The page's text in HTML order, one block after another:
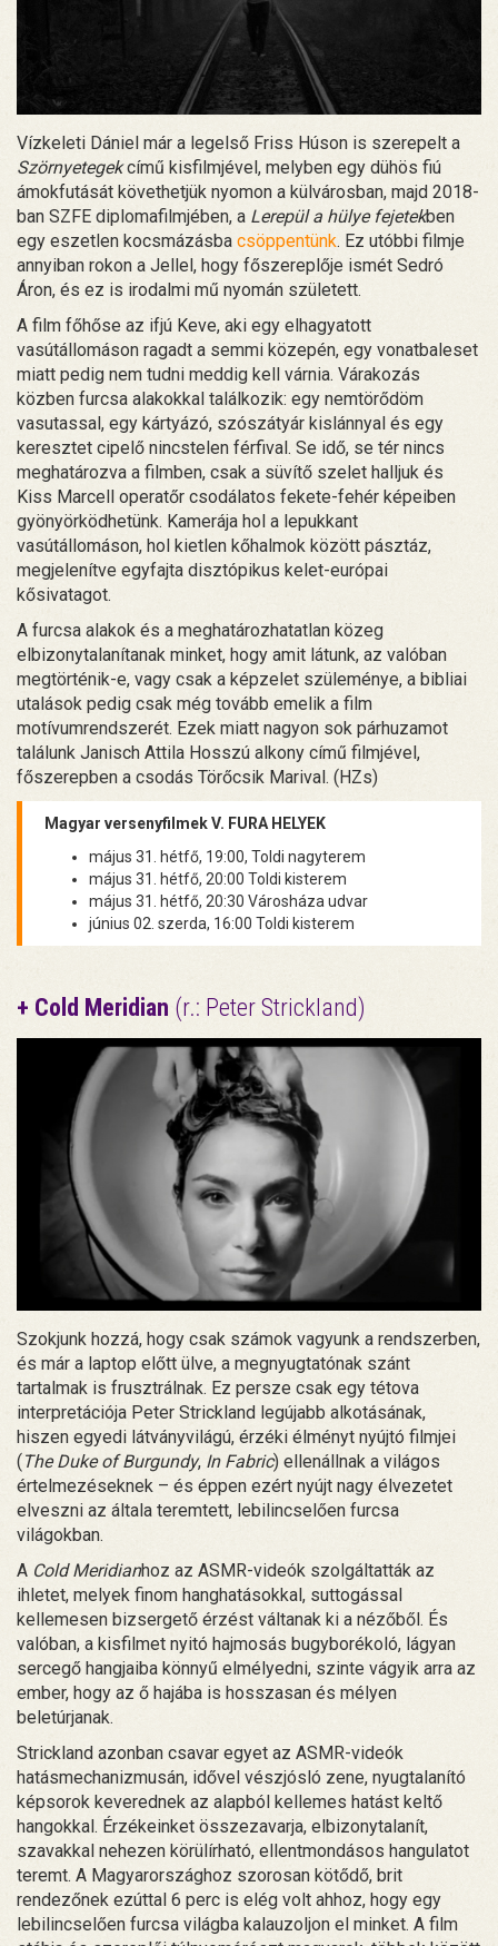
Vízkeleti Dániel már a legelső Friss Húson is szerepelt a
Szörnyetegekcímű kisfilmjével, melyben egy dühös fiú
ámokfutását követhetjük nyomon a külvárosban, majd 2018-
ban SZFE diplomafilmjében, a Lerepül a hülye fejetekben
egy eszetlen kocsmázásba csöppentünk. Ez utóbbi filmje
annyiban rokon a Jellel, hogy főszereplője ismét Sedró
Áron, és ez is irodalmi mű nyomán született.
A film főhőse az ifjú Keve, aki egy elhagyatott
vasútállomáson ragadt a semmi közepén, egy vonatbaleset
miatt pedig nem tudni meddig kell várnia. Várakozás
közben furcsa alakokkal találkozik: egy nemtörődöm
vasutassal, egy kártyázó, szószátyár kislánnyal és egy
keresztet cipelő nincstelen férfival. Se idő, se tér nincs
meghatározva a filmben, csak a süvítő szelet halljuk és
Kiss Marcell operatőr csodálatos fekete-fehér képeiben
gyönyörködhetünk. Kamerája hol a lepukkant
vasútállomáson, hol kietlen kőhalmok között pásztáz,
megjelenítve egyfajta disztópikus kelet-európai
kősivatagot.
A furcsa alakok és a meghatározhatatlan közeg
elbizonytalanítanak minket, hogy amit látunk, az valóban
megtörténik-e, vagy csak a képzelet szüleménye, a bibliai
utalások pedig csak még tovább emelik a film
motívumrendszerét. Ezek miatt nagyon sok párhuzamot
találunk Janisch Attila Hosszú alkony című filmjével,
főszerepben a csodás Törőcsik Marival. (HZs)
Magyar versenyfilmek V. FURA HELYEK
május 31. hétfő, 19:00, Toldi nagyterem
május 31. hétfő, 20:00 Toldi kisterem
május 31. hétfő, 20:30 Városháza udvar
június 02. szerda, 16:00 Toldi kisterem
+ Cold Meridian (r.: Peter Strickland)
Szokjunk hozzá, hogy csak számok vagyunk a rendszerben,
és már a laptop előtt ülve, a megnyugtatónak szánt
tartalmak is frusztrálnak. Ez persze csak egy tétova
interpretációja Peter Strickland legújabb alkotásának,
hiszen egyedi látványvilágú, érzéki élményt nyújtó filmjei
(The Duke of Burgundy, In Fabric) ellenállnak a világos
értelmezéseknek – és éppen ezért nyújt nagy élvezetet
elveszni az általa teremtett, lebilincselően furcsa
világokban.
A Cold Meridianhoz az ASMR-videók szolgáltatták az
ihletet, melyek finom hanghatásokkal, suttogással
kellemesen bizsergető érzést váltanak ki a nézőből. És
valóban, a kisfilmet nyitó hajmosás bugyborékoló, lágyan
sercegő hangjaiba könnyű elmélyedni, szinte vágyik arra az
ember, hogy az ő hajába is hosszasan és mélyen
beletúrjanak.
Strickland azonban csavar egyet az ASMR-videók
hatásmechanizmusán, idővel vészjósló zene, nyugtalanító
képsorok keverednek az alapból kellemes hatást keltő
hangokkal. Érzékeinket összezavarja, elbizonytalanít,
szavakkal nehezen körülírható, ellentmondásos hangulatot
teremt. A Magyarországhoz szorosan kötődő, brit
rendezőnek ezúttal 6 perc is elég volt ahhoz, hogy egy
lebilincselően furcsa világba kalauzoljon el minket. A film